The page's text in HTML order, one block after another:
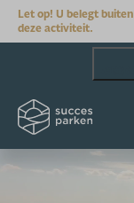
Let op! U belegt
deze activiteit.